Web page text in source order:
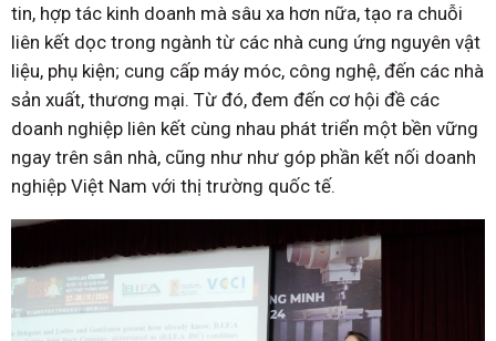
tin, hợp tác kinh doanh mà sâu xa hơn nữa, tạo ra chuỗi
liên kết dọc trong ngành từ các nhà cung ứng nguyên vật
liệu, phụ kiện; cung cấp máy móc, công nghệ, đến các nhà
sản xuất, thương mại. Từ đó, đem đến cơ hội đề các
doanh nghiệp liên kết cùng nhau phát triển một bền vững
ngay trên sân nhà, cũng như như góp phần kết nối doanh
nghiệp Việt Nam với thị trường quốc tế.